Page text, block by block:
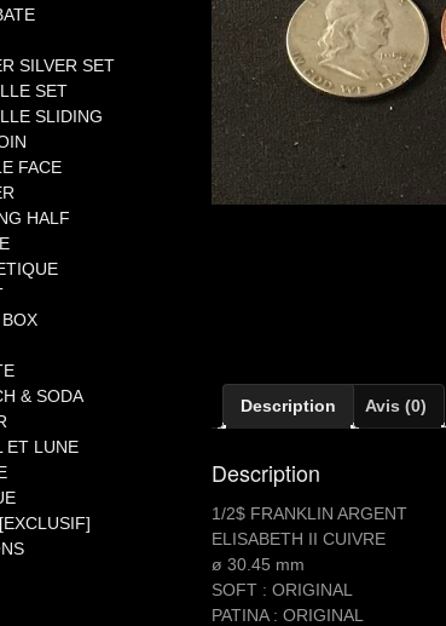
Description Avis (0)
Description
1/2$ FRANKLIN ARGENT
ELISABETH II CUIVRE
ø 30.45 mm
SOFT : ORIGINAL
PATINA : ORIGINAL
SILVER SET
SET
SLIDING
FACE
HALF
& SODA
ET LUNE